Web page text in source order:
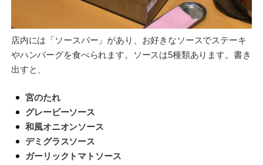
店内には「ソースバー」があり、お好きなソースでステーキ
やハンバーグを食べられます。ソースは5種類あります。書き
出すと、
宮のたれ
グレービーソース
和風オニオンソース
デミグラスソース
ガーリックトマトソース